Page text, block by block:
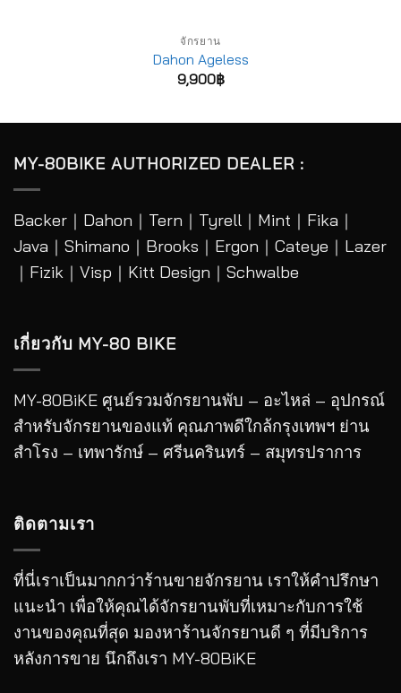
จักรยาน
Dahon Ageless
9,900฿
MY-80BIKE AUTHORIZED DEALER :
Backer ｜ Dahon ｜ Tern ｜ Tyrell ｜ Mint ｜ Fika ｜
Java ｜ Shimano ｜ Brooks ｜ Ergon ｜ Cateye ｜ Lazer
｜Fizik｜Visp｜Kitt Design｜ Schwalbe
เกี่ยวกับ MY-80 BIKE
MY-80BiKE ศูนย์รวมจักรยานพับ – อะไหล่ – อุปกรณ์
สำหรับจักรยานของแท้ คุณภาพดีใกล้กรุงเทพฯ ย่าน
สำโรง – เทพารักษ์ – ศรีนครินทร์ – สมุทรปราการ
ติดตามเรา
ที่นี่เราเป็นมากกว่าร้านขายจักรยาน เราให้คำปรึกษา
แนะนำ เพื่อให้คุณได้จักรยานพับที่เหมาะกับการใช้
งานของคุณที่สุด มองหาร้านจักรยานดี ๆ ที่มีบริการ
หลังการขาย นึกถึงเรา MY-80BiKE